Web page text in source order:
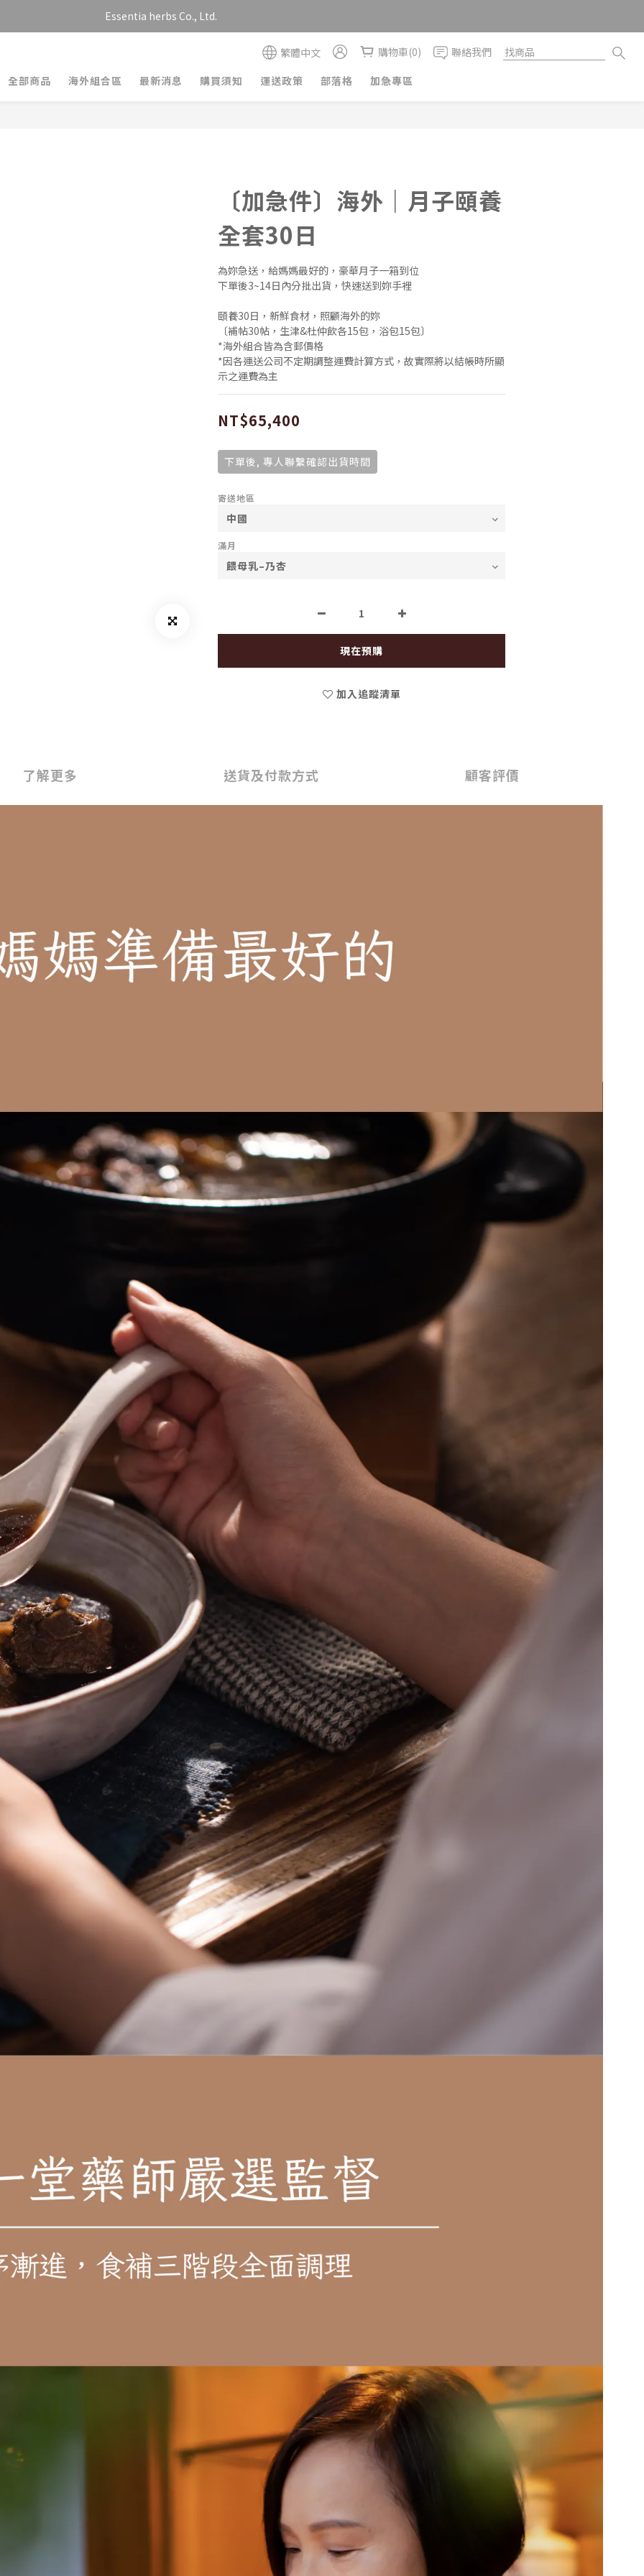
Essentia herbs Co., Ltd.
繁體中文 購物車(0)
聯絡我們
全部商品
海外組合區 最新消息 購買須知 運送政策 部落格 加急專區
〔加急件〕海外｜月子頤養
全套30日
為妳急送，給媽媽最好的，豪華月子一箱到位
下單後3~14日內分批出貨，快速送到妳手裡
頤養30日，新鮮食材，照顧海外的妳
〔補帖30帖，生津&杜仲飲各15包，浴包15包〕
*海外組合皆為含郵價格
*因各運送公司不定期調整運費計算方式，故實際將以結帳時所顯
示之運費為主
NT$65,400
下單後, 專人聯繫確認出貨時間
寄送地區
滿月
現在預購
加入追蹤清單
了解更多 送貨及付款方式 顧客評價